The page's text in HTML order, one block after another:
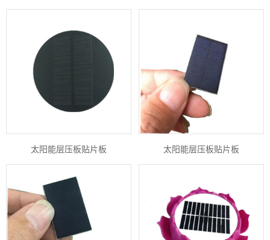
太阳能层压板贴片板 太阳能层压板贴片板